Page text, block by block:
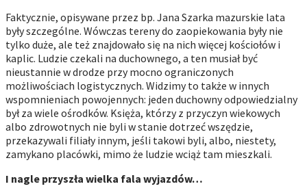
Faktycznie, opisywane przez bp. Jana Szarka mazurskie lata
były szczególne. Wówczas tereny do zaopiekowania były nie
tylko duże, ale też znajdowało się na nich więcej kościołów i
kaplic. Ludzie czekali na duchownego, a ten musiał być
nieustannie w drodze przy mocno ograniczonych
możliwościach logistycznych. Widzimy to także w innych
wspomnieniach powojennych: jeden duchowny odpowiedzialny
był za wiele ośrodków. Księża, którzy z przyczyn wiekowych
albo zdrowotnych nie byli w stanie dotrzeć wszędzie,
przekazywali filiały innym, jeśli takowi byli, albo, niestety,
zamykano placówki, mimo że ludzie wciąż tam mieszkali.
I nagle przyszła wielka fala wyjazdów…